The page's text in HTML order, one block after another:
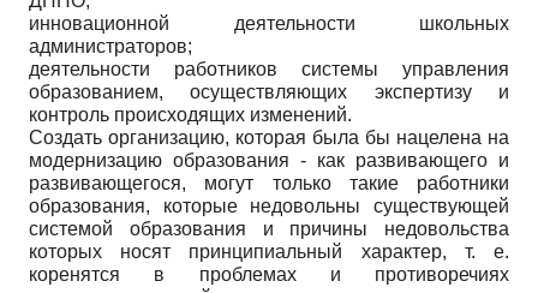
инновационной деятельности школьных
администраторов;
деятельности работников системы управления
образованием, осуществляющих экспертизу и
контроль происходящих изменений.
Создать организацию, которая была бы нацелена на
модернизацию образования - как развивающего и
развивающегося, могут только такие работники
образования, которые недовольны существующей
системой образования и причины недовольства
которых носят принципиальный характер, т. е.
коренятся в проблемах и противоречиях